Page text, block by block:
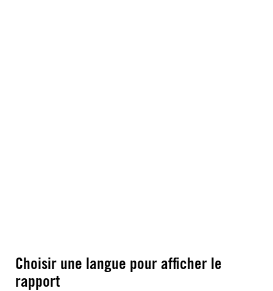
Choisir une langue pour afficher le
rapport